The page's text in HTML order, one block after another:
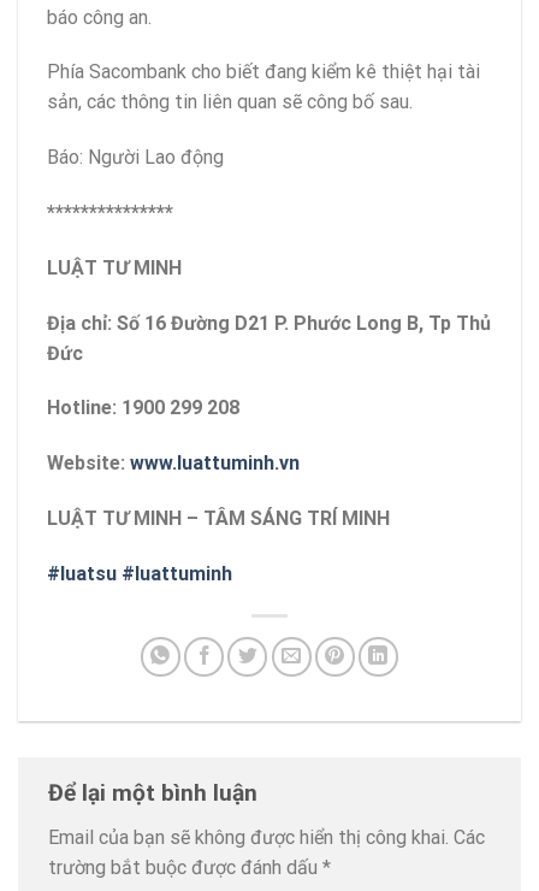
báo công an.
Phía Sacombank cho biết đang kiểm kê thiệt hại tài
sản, các thông tin liên quan sẽ công bố sau.
Báo: Người Lao động
***************
LUẬT TƯ MINH
Địa chỉ: Số 16 Đường D21 P. Phước Long B, Tp Thủ
Đức
Hotline: 1900 299 208
Website: www.luattuminh.vn
LUẬT TƯ MINH – TÂM SÁNG TRÍ MINH
#luatsu #luattuminh
Để lại một bình luận
Email của bạn sẽ không được hiển thị công khai. Các
trường bắt buộc được đánh dấu *